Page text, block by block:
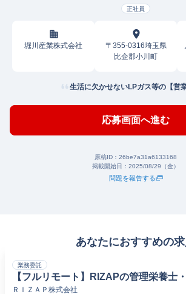
正社員
堀川産業株式会社
〒355-0316埼玉県
比企郡小川町
生活に欠かせないLPガス等の【営業
応募画面へ進む
原稿ID： 26be7a31a6133168
掲載開始日： 2025/08/29（金）
問題を報告する
あなたにおすすめの
業務委託
【フルリモート】RIZAPの管理栄養士
ＲＩＺＡＰ株式会社